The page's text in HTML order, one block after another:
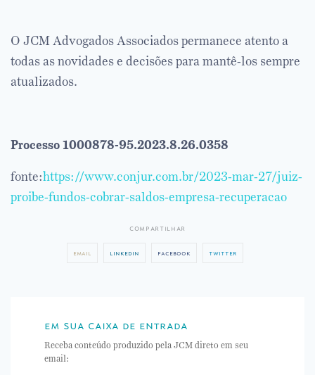
O JCM Advogados Associados permanece atento a
todas as novidades e decisões para mantê-los sempre
atualizados.
Processo 1000878-95.2023.8.26.0358
fonte:https://www.conjur.com.br/2023-mar-27/juiz-
proibe-fundos-cobrar-saldos-empresa-recuperacao
compartilhar
email linkedin facebook twitter
em sua caixa de entrada
Receba conteúdo produzido pela JCM direto em seu
email: